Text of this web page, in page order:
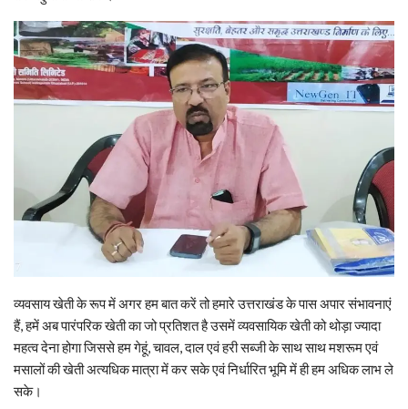
व्यवसाय खेती के रूप में अगर हम बात करें तो हमारे उत्तराखंड के पास अपार संभावनाएं
हैं, हमें अब पारंपरिक खेती का जो प्रतिशत है उसमें व्यवसायिक खेती को थोड़ा ज्यादा
महत्व देना होगा जिससे हम गेहूं, चावल, दाल एवं हरी सब्जी के साथ साथ मशरूम एवं
मसालों की खेती अत्यधिक मात्रा में कर सके एवं निर्धारित भूमि में ही हम अधिक लाभ ले
सके।